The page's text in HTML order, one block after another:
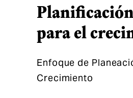
para el
Enfoque de
Crecimiento